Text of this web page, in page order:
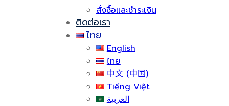
สั่งซื้อและชำระเงิน
ติดต่อเรา
ไทย
English
ไทย
中文 (中国)
Tiếng Việt
العربية